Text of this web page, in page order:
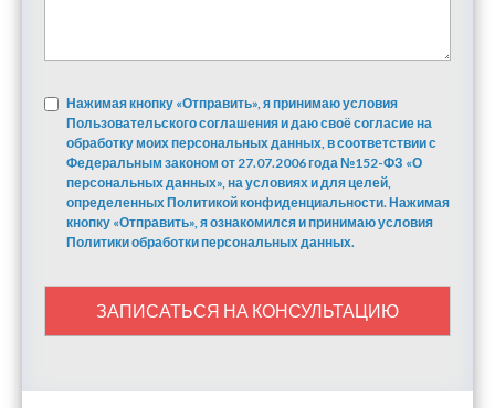
Нажимая кнопку «Отправить», я принимаю условия
Пользовательского соглашения и даю своё согласие на
обработку моих персональных данных, в соответствии с
Федеральным законом от 27.07.2006 года №152-ФЗ «О
персональных данных», на условиях и для целей,
определенных Политикой конфиденциальности. Нажимая
кнопку «Отправить», я ознакомился и принимаю условия
Политики обработки персональных данных.
ЗАПИСАТЬСЯ НА КОНСУЛЬТАЦИЮ